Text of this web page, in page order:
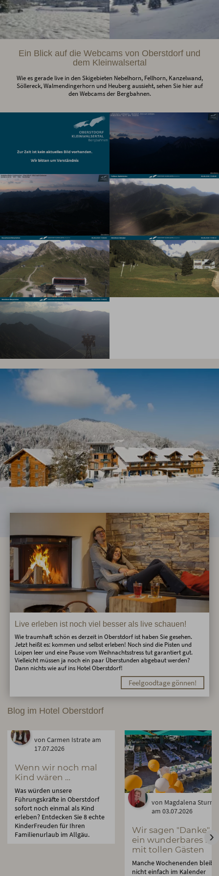
Ein Blick auf die Webcams von Oberstdorf und
dem Kleinwalsertal
Wie es gerade live in den Skigebieten Nebelhorn, Fellhorn, Kanzelwand,
Söllereck, Walmendingerhorn und Heuberg aussieht, sehen Sie hier auf
den Webcams der Bergbahnen.
Live erleben ist noch viel besser als live schauen!
Wie traumhaft schön es derzeit in Oberstdorf ist haben Sie gesehen.
Jetzt heißt es: kommen und selbst erleben! Noch sind die Pisten und
Loipen leer und eine Pause vom Weihnachtsstress tut garantiert gut.
Vielleicht müssen ja noch ein paar Überstunden abgebaut werden?
Dann nichts wie auf ins Hotel Oberstdorf!
Feelgoodtage gönnen!
Blog im Hotel Oberstdorf
von Carmen Istrate am
17.07.2026
Wenn wir noch mal
Kind wären …
Was würden unsere
Führungskräfte in Oberstdorf
sofort noch einmal als Kind
erleben? Entdecken Sie 8 echte
KinderFreuden für Ihren
Familienurlaub im Allgäu.
von Magdalena Sturm
am 03.07.2026
Wir sagen "Danke"
ein wunderbares
mit tollen Gästen
Manche Wochenenden
nicht einfach im Kalender